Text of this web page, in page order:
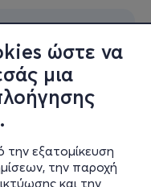
ώστε να
μια
εξατομίκευση
την παροχή
και την